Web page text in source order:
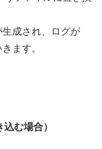
成され、ログが
ます。
む場合）